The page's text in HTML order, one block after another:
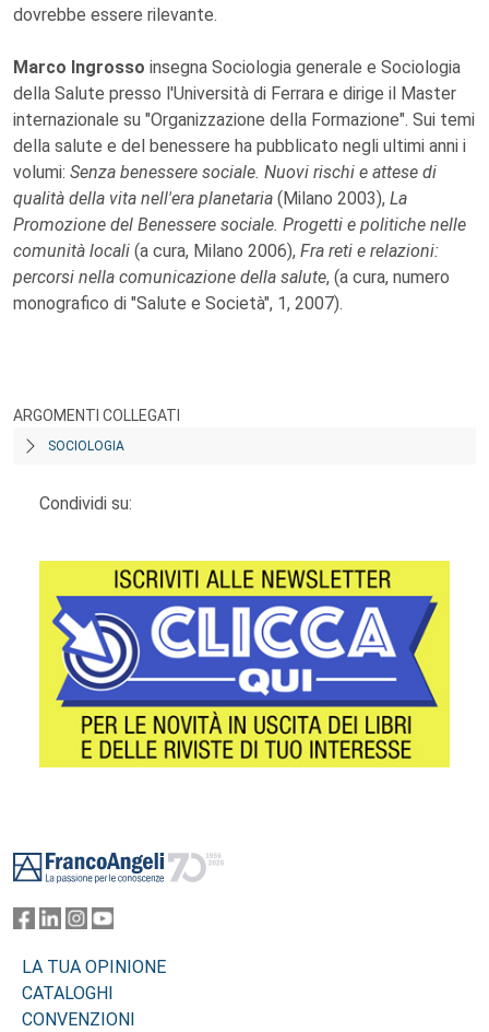
dovrebbe essere rilevante.
Marco Ingrosso insegna Sociologia generale e Sociologia
della Salute presso l'Università di Ferrara e dirige il Master
internazionale su "Organizzazione della Formazione". Sui temi
della salute e del benessere ha pubblicato negli ultimi anni i
volumi: Senza benessere sociale. Nuovi rischi e attese di
qualità della vita nell'era planetaria (Milano 2003), La
Promozione del Benessere sociale. Progetti e politiche nelle
comunità locali (a cura, Milano 2006), Fra reti e relazioni:
percorsi nella comunicazione della salute, (a cura, numero
monografico di "Salute e Società", 1, 2007).
ARGOMENTI COLLEGATI
SOCIOLOGIA
Condividi su:
LA TUA OPINIONE
CATALOGHI
CONVENZIONI